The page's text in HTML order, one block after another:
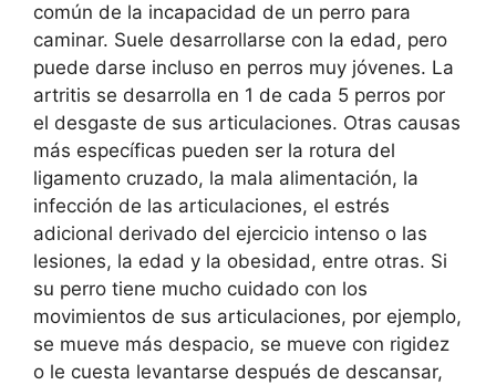
común de la incapacidad de un perro para
caminar. Suele desarrollarse con la edad, pero
puede darse incluso en perros muy jóvenes. La
artritis se desarrolla en 1 de cada 5 perros por
el desgaste de sus articulaciones. Otras causas
más específicas pueden ser la rotura del
ligamento cruzado, la mala alimentación, la
infección de las articulaciones, el estrés
adicional derivado del ejercicio intenso o las
lesiones, la edad y la obesidad, entre otras. Si
su perro tiene mucho cuidado con los
movimientos de sus articulaciones, por ejemplo,
se mueve más despacio, se mueve con rigidez
o le cuesta levantarse después de descansar,